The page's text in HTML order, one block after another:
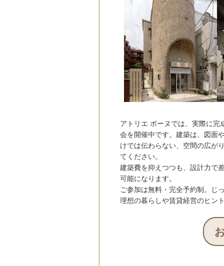
アトリエ ボーヌでは、実際に完
会を開催中です。建築は、図面
けでは伝わらない、空間の広が
てください。
建築費を抑えつつも、設計力で
可能になります。
ご参加は無料・完全予約制。じ
理想の暮らしや賃貸経営のヒン